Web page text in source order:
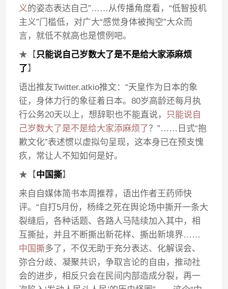
义的姿态表达自己”……从传播角度看，“低智投机
主义”门槛低，对广大“感觉身体被掏空”大众而
言，就低不就高也是惯例吧。
★【只能说自己岁数大了是不是给大家添麻烦
了】
语出推友Twitter.atkio推文：“天皇作为日本的象
征，身体力行的象征着日本。80岁高龄还每月执
行公务20天以上，想辞职也不能直说， 只能说自
己岁数大了是不是给大家添麻烦了？”……日式“抱
歉文化”表述惯以虚拟句呈现，这本身已在预支愧
疚，常让人不知如何是好。
★【中国撕】
来自自媒体简书本周推荐，语出作者王药师快
评。“自打5月份，杨绛之死在舆论场中撕开一条大
裂缝后，各种话题、各路人马陆续加入其中，相
互撕扯，并且不断撕出新花样、撕出新境界……
中国撕多了，不仅无助于充分表达、化解误会、
弥合分歧、凝聚共识，争取言论的自由，推动社
会的进步，相反只会在民间内部造成分裂，再一